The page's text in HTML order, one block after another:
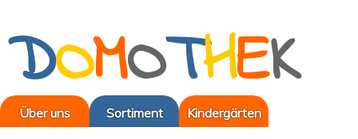
DOMOTHEK
Über uns Sortiment Kindergärten